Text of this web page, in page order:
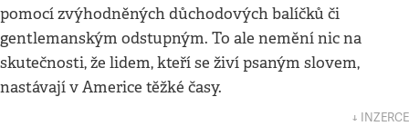
pomocí zvýhodněných důchodových balíčků či
gentlemanským odstupným. To ale nemění nic na
skutečnosti, že lidem, kteří se živí psaným slovem,
nastávají v Americe těžké časy.
↓ INZERCE